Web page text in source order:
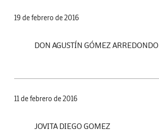
19 de febrero de 2016
DON AGUSTÍN GÓMEZ ARREDONDO
11 de febrero de 2016
JOVITA DIEGO GOMEZ